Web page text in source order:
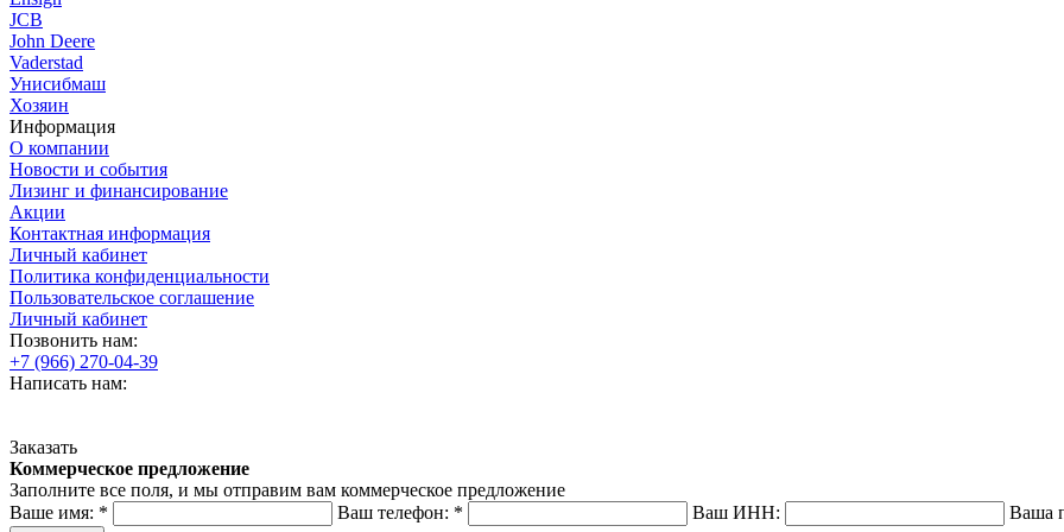
JCB
John Deere
Vaderstad
Унисибмаш
Хозяин
Информация
О компании
Новости и события
Лизинг и финансирование
Акции
Контактная информация
Личный кабинет
Политика конфиденциальности
Пользовательское соглашение
Личный кабинет
Позвонить нам:
+7 (966) 270-04-39
Написать нам:
Заказать
Коммерческое предложение
Заполните все поля, и мы отправим вам коммерческое предложение
Ваше имя: * Ваш телефон: * Ваш ИНН: Ваша